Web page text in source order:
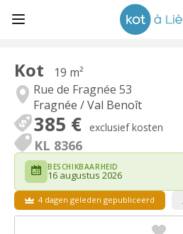
Kot
19 m²
Rue de Fragnée 53
Fragnée / Val Benoît
385 € exclusief kosten
KL 8366
BESCHIKBAARHEID
16 augustus 2026
4 dagen geleden gepubliceerd